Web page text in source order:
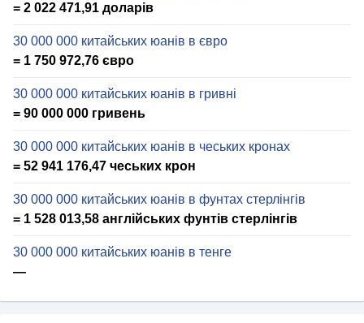
= 2 022 471,91 доларів
30 000 000 китайських юанів в євро
= 1 750 972,76 євро
30 000 000 китайських юанів в гривні
= 90 000 000 гривень
30 000 000 китайських юанів в чеських кронах
= 52 941 176,47 чеських крон
30 000 000 китайських юанів в фунтах стерлінгів
= 1 528 013,58 англійських фунтів стерлінгів
30 000 000 китайських юанів в тенге
—